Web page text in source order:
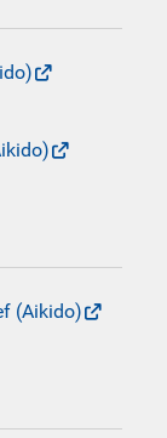
(Aikido)